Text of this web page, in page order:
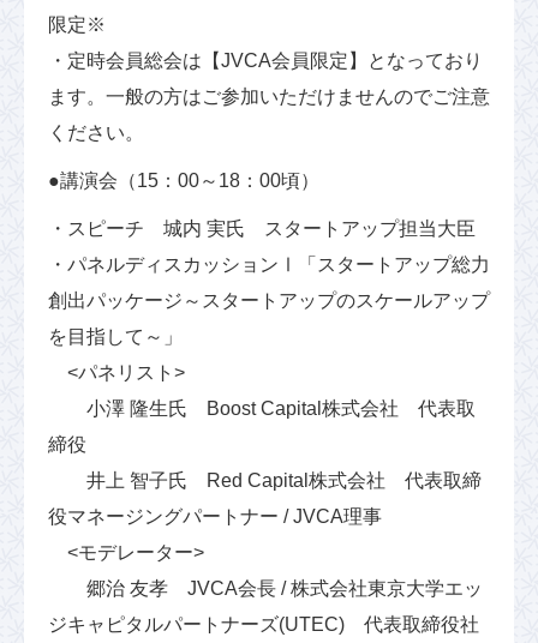
限定※
・定時会員総会は【JVCA会員限定】となっており
ます。一般の方はご参加いただけませんのでご注意
ください。
●講演会（15：00～18：00頃）
・スピーチ 城内 実氏 スタートアップ担当大臣
・パネルディスカッションⅠ「スタートアップ総力
創出パッケージ～スタートアップのスケールアップ
を目指して～」
<パネリスト>
小澤 隆生氏 Boost Capital株式会社 代表取
締役
井上 智子氏 Red Capital株式会社 代表取締
役マネージングパートナー / JVCA理事
<モデレーター>
郷治 友孝 JVCA会長 / 株式会社東京大学エッ
ジキャピタルパートナーズ(UTEC) 代表取締役社